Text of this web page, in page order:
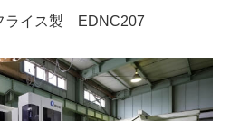
ライス製 EDNC207